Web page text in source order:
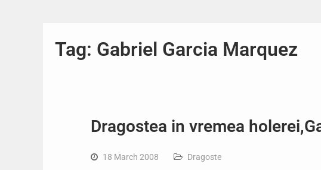
Tag: Gabriel Garcia Marquez
Dragostea in vremea
18 March 2008 Dragoste